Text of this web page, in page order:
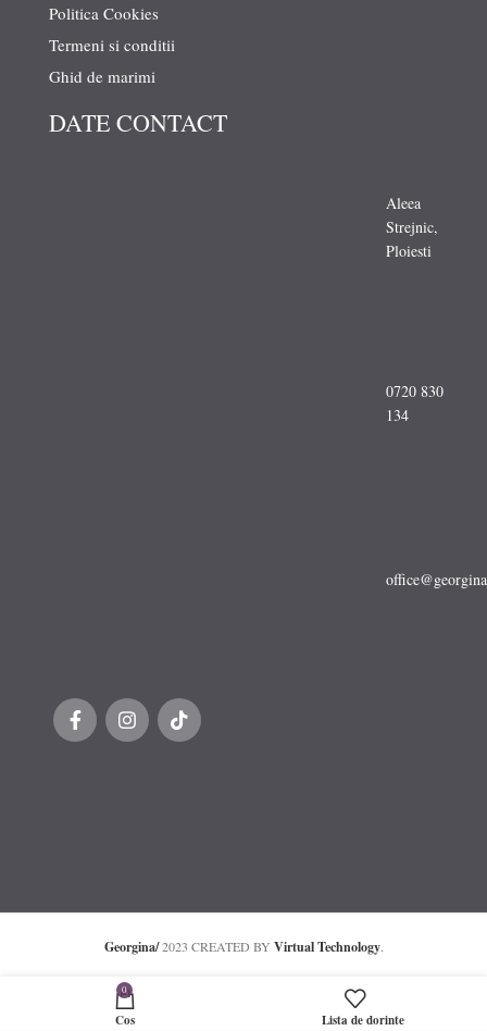
Politica Cookies
Termeni si conditii
Ghid de marimi
DATE CONTACT
Aleea
Strejnic,
Ploiesti
0720 830
134
Georgina/ 2023 CREATED BY Virtual Technology.
0
Cos Lista de dorinte